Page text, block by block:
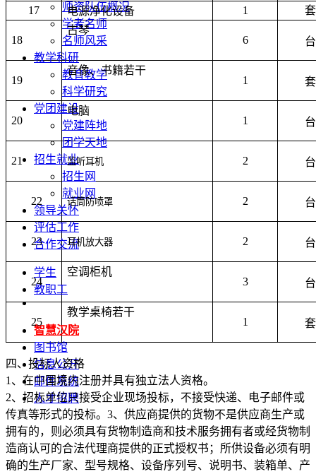
师资队伍概况
学者名师
名师风采
教学科研
教育教学
科学研究
党团建设
党建阵地
团学天地
招生就业
招生网
就业网
领导关怀
评估工作
合作交流
学生
教职工
智慧汉院
图书馆
信息公开
邮件系统
人才招聘
17
电源净化设备 1 套
18
古琴
6
台
19
音像、书籍若干
1
套
20
电脑
1
台
21 监听耳机 2 台
22 话筒防喷罩 2 台
23 耳机放大器 2 台
24
空调柜机
3
台
25
教学桌椅若干
1
套
四、投标人资格
1、在中国境内注册并具有独立法人资格。
2、招标单位只接受企业现场投标，不接受快递、电子邮件或
传真等形式的投标。3、供应商提供的货物不是供应商生产或
拥有的，则必须具有货物制造商和技术服务拥有者或经货物制
造商认可的合法代理商提供的正式授权书；所供设备必须有明
确的生产厂家、型号规格、设备序列号、说明书、装箱单、产